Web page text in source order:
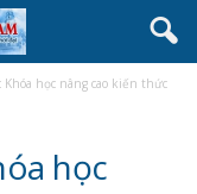
Khóa học nâng cao kiến thức
học